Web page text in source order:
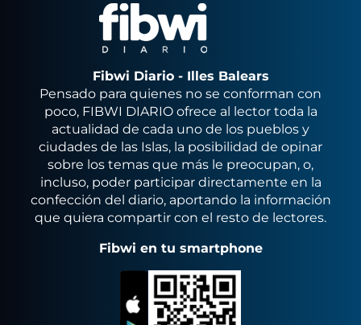
Fibwi Diario - Illes Balears
Pensado para quienes no se conforman con
poco, FIBWI DIARIO ofrece al lector toda la
actualidad de cada uno de los pueblos y
ciudades de las Islas, la posibilidad de opinar
sobre los temas que más le preocupan, o,
incluso, poder participar directamente en la
confección del diario, aportando la información
que quiera compartir con el resto de lectores.
Fibwi en tu smartphone